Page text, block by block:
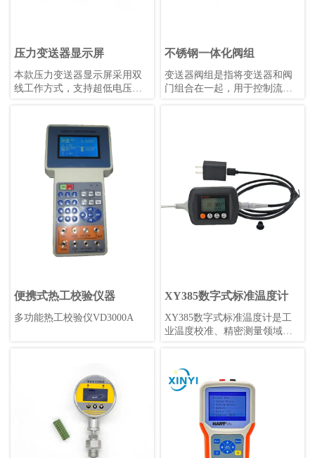
压力变送器显示屏
本款压力变送器显示屏采用双
线工作方式，支持超低电压运
性显示值校正。其性能优于同
类产品，温漂更低，适合
在-40℃~85℃的工业环境中使
用。具有标准赫斯曼形状，高
精度0.1%，采样率可调，是工
业应用的理想选择。
不锈钢一体化阀组
变送器阀组是指将变送器和阀
门组合在一起，用于控制流体
号。阀门则用于控制流体的流
量和压力等参数。变送器阀组
通常应用于工业自动化领域，
例如石化、电力、制药等行
便携式热工校验仪器
多功能热工校验仪VD3000A
XY385数字式标准温度计
XY385数字式标准温度计是工
业温度校准、精密测量领域的
池供电(无需更换电池)续航持
久，携带方便，读数直观，坚
固耐用。不仅可以在实验室作
为温度标准，更可以在工业现
场提供可靠、准确、高精度的
温度测量。